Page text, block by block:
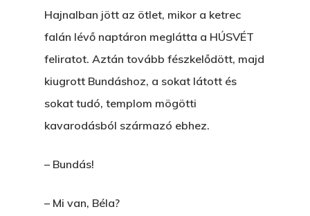
Hajnalban jött az ötlet, mikor a ketrec
falán lévő naptáron meglátta a HÚSVÉT
feliratot. Aztán tovább fészkelődött, majd
kiugrott Bundáshoz, a sokat látott és
sokat tudó, templom mögötti
kavarodásból származó ebhez.
– Bundás!
– Mi van, Béla?